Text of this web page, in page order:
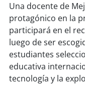
soyantofagasta
soycopiapó
soyvalparaíso
soyquillota
Una docente de
protagónico en la
participará en el
luego de ser
estudiantes
educativa
tecnología y la